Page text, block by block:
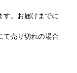
す。お届けまでに
て売り切れの場合